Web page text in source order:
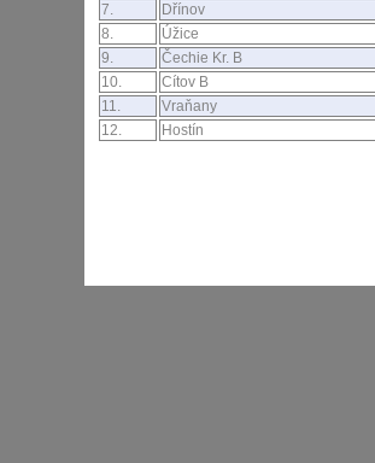
7.
Dřínov
8.
Úžice
9.
Čechie Kr. B
10.
Cítov B
11.
Vraňany
12.
Hostín